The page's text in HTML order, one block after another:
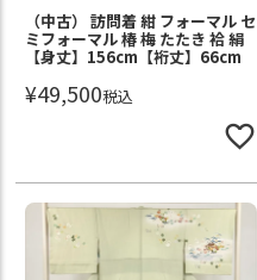
（中古） 訪問着 紺 フォーマル セ
ミフォーマル 椿 梅 たたき 袷 絹
【身丈】156cm【裄丈】66cm
¥49,500税込